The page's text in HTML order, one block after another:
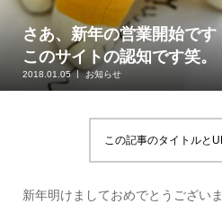
さあ、新年の営業開始で
このサイトの認知です笑。
2018.01.05 お知らせ
この記事のタイトルと
新年明けましておめでとうございま